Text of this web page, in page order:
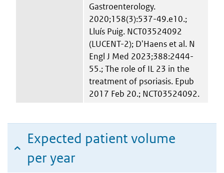
Gastroenterology.
2020;158(3):537-49.e10.;
Lluís Puig. NCT03524092
(LUCENT-2); D'Haens et al. N
Engl J Med 2023;388:2444-
55.; The role of IL 23 in the
treatment of psoriasis. Epub
2017 Feb 20.; NCT03524092.
Expected patient volume
per year